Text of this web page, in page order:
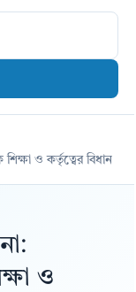
শিক্ষা ও কর্তৃত্বের বিধান
ও